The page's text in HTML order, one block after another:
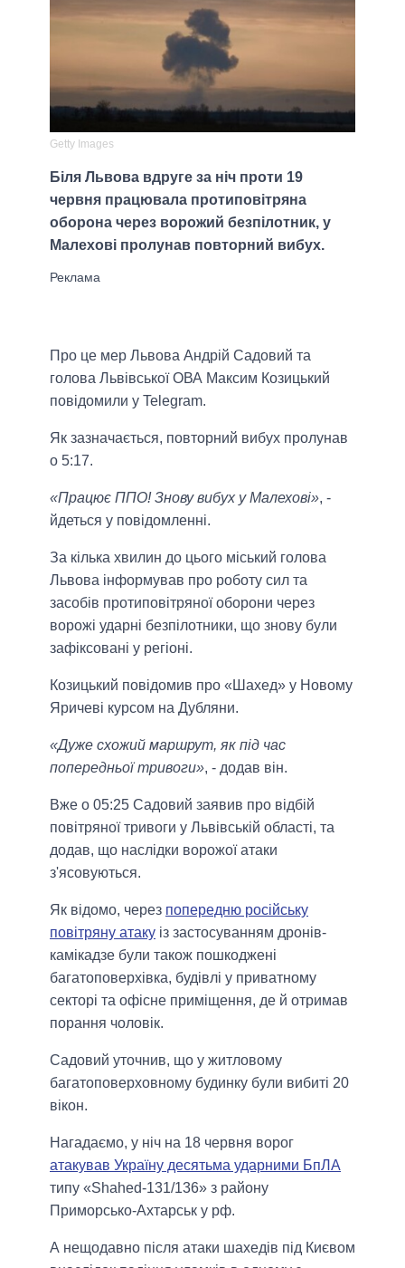
Getty Images
Біля Львова вдруге за ніч проти 19
червня працювала протиповітряна
оборона через ворожий безпілотник, у
Малехові пролунав повторний вибух.
Про це мер Львова Андрій Садовий та
голова Львівської ОВА Максим Козицький
повідомили у Telegram.
Як зазначається, повторний вибух пролунав
о 5:17.
«Працює ППО! Знову вибух у Малехові», -
йдеться у повідомленні.
За кілька хвилин до цього міський голова
Львова інформував про роботу сил та
засобів протиповітряної оборони через
ворожі ударні безпілотники, що знову були
зафіксовані у регіоні.
Козицький повідомив про «Шахед» у Новому
Яричеві курсом на Дубляни.
«Дуже схожий маршрут, як під час
попередньої тривоги», - додав він.
Вже о 05:25 Садовий заявив про відбій
повітряної тривоги у Львівській області, та
додав, що наслідки ворожої атаки
з'ясовуються.
Як відомо, через попередню російську
повітряну атаку із застосуванням дронів-
камікадзе були також пошкоджені
багатоповерхівка, будівлі у приватному
секторі та офісне приміщення, де й отримав
порання чоловік.
Садовий уточнив, що у житловому
багатоповерховному будинку були вибиті 20
вікон.
Нагадаємо, у ніч на 18 червня ворог
атакував Україну десятьма ударними БпЛА
типу «Shahed-131/136» з району
Приморсько-Ахтарськ у рф.
А нещодавно після атаки шахедів під Києвом